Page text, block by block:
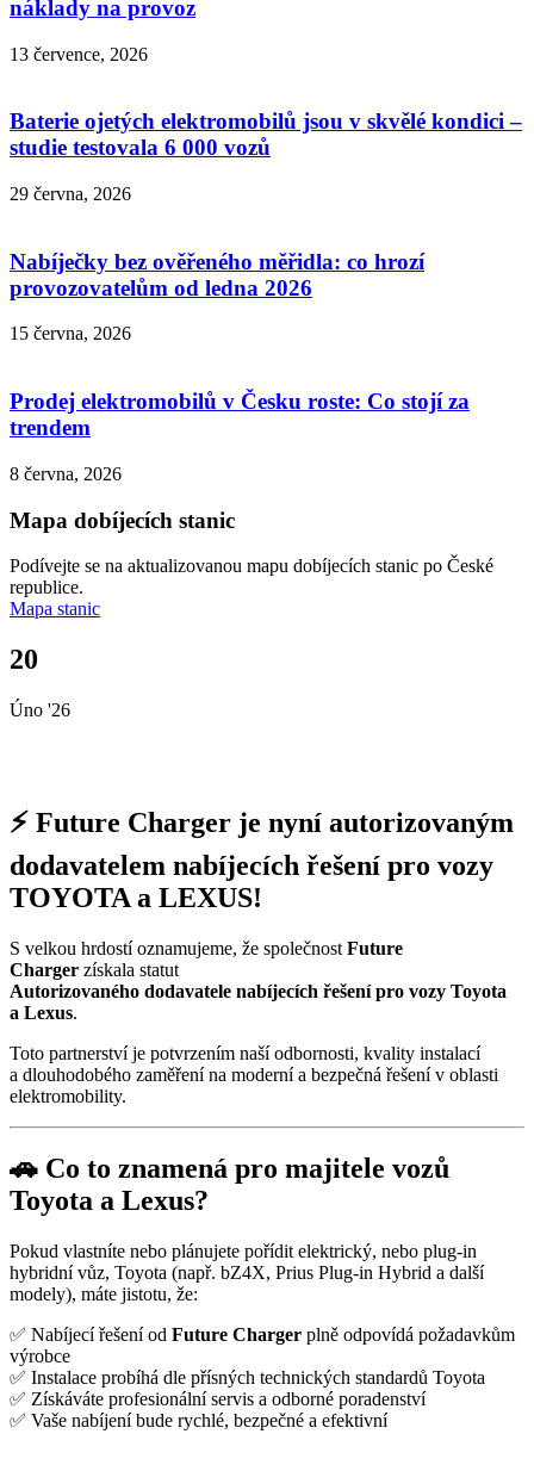
náklady na provoz
13 července, 2026
Baterie ojetých elektromobilů jsou v skvělé kondici –
studie testovala 6 000 vozů
29 června, 2026
Nabíječky bez ověřeného měřidla: co hrozí
provozovatelům od ledna 2026
15 června, 2026
Prodej elektromobilů v Česku roste: Co stojí za
trendem
8 června, 2026
Mapa dobíjecích stanic
Podívejte se na aktualizovanou mapu dobíjecích stanic po České
republice.
Mapa stanic
20
Úno '26
⚡ Future Charger je nyní autorizovaným
dodavatelem nabíjecích řešení pro vozy
TOYOTA a LEXUS!
S velkou hrdostí oznamujeme, že společnost Future
Charger získala statut
Autorizovaného dodavatele nabíjecích řešení pro vozy Toyota
a Lexus.
Toto partnerství je potvrzením naší odbornosti, kvality instalací
a dlouhodobého zaměření na moderní a bezpečná řešení v oblasti
elektromobility.
🚗 Co to znamená pro majitele vozů
Toyota a Lexus?
Pokud vlastníte nebo plánujete pořídit elektrický, nebo plug‑in
hybridní vůz, Toyota (např. bZ4X, Prius Plug‑in Hybrid a další
modely), máte jistotu, že:
✅ Nabíjecí řešení od Future Charger plně odpovídá požadavkům
výrobce
✅ Instalace probíhá dle přísných technických standardů Toyota
✅ Získáváte profesionální servis a odborné poradenství
✅ Vaše nabíjení bude rychlé, bezpečné a efektivní